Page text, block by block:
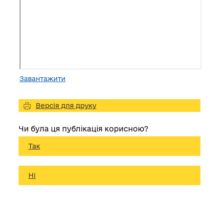
Завантажити
Версія для друку
Чи була ця публікація корисною?
Так
Ні